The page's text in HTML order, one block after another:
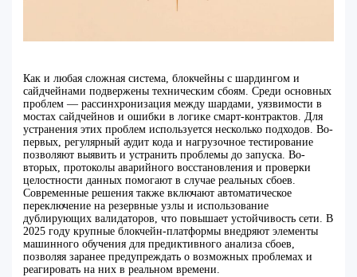
Как и любая сложная система, блокчейны с шардингом и
сайдчейнами подвержены техническим сбоям. Среди основных
проблем — рассинхронизация между шардами, уязвимости в
мостах сайдчейнов и ошибки в логике смарт-контрактов. Для
устранения этих проблем используется несколько подходов. Во-
первых, регулярный аудит кода и нагрузочное тестирование
позволяют выявить и устранить проблемы до запуска. Во-
вторых, протоколы аварийного восстановления и проверки
целостности данных помогают в случае реальных сбоев.
Современные решения также включают автоматическое
переключение на резервные узлы и использование
дублирующих валидаторов, что повышает устойчивость сети. В
2025 году крупные блокчейн-платформы внедряют элементы
машинного обучения для предиктивного анализа сбоев,
позволяя заранее предупреждать о возможных проблемах и
реагировать на них в реальном времени.